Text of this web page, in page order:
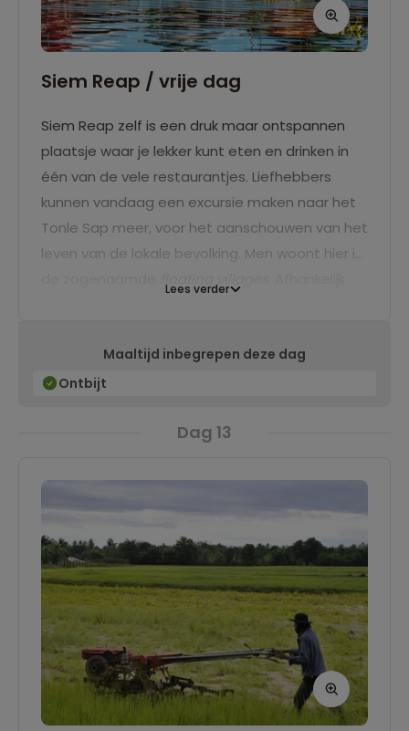
Siem Reap / vrije dag
Siem Reap zelf is een druk maar ontspannen
plaatsje waar je lekker kunt eten en drinken in
één van de vele restaurantjes. Liefhebbers
kunnen vandaag een excursie maken naar het
Tonle Sap meer, voor het aanschouwen van het
leven van de lokale bevolking. Men woont hier in
om een tweede dag naar Angkor te gaan. Per
fiets of brommertaxi kun je het park op je eigen
Lees verder
Maaltijd inbegrepen deze dag
Ontbijt
Dag 13